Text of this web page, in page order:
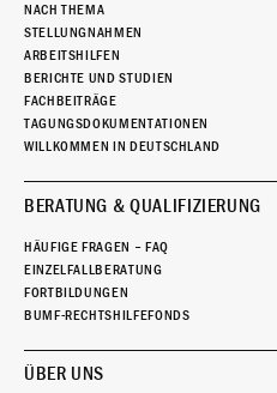
NACH THEMA
STELLUNGNAHMEN
ARBEITSHILFEN
BERICHTE UND STUDIEN
FACHBEITRÄGE
TAGUNGSDOKUMENTATIONEN
WILLKOMMEN IN DEUTSCHLAND
BERATUNG & QUALIFIZIERUNG
HÄUFIGE FRAGEN – FAQ
EINZELFALLBERATUNG
FORTBILDUNGEN
BUMF-RECHTSHILFEFONDS
ÜBER UNS